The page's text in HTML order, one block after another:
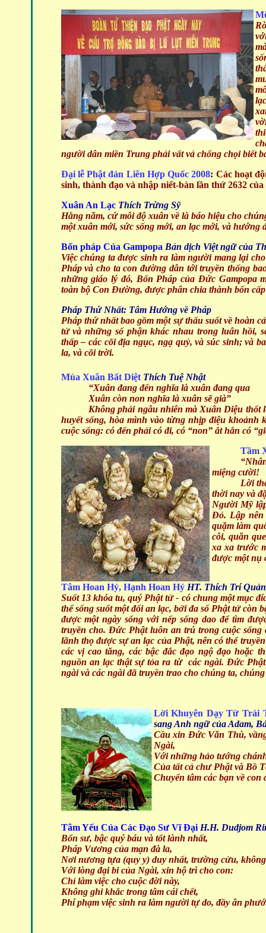
người dân miền Trung phải vất vả chống chọi biết
Đại lễ Phật đản Liên Hợp Quốc 2008: Các hoạt
sinh, thành đạo và nhập niết-bàn lần thứ 2632
Xuân An Lạc Thích Trừng Sỹ
Hằng năm, cứ mỗi độ xuân về là báo hiệu cho
một xuân mới, sức sống mới, an lạc mới, và hướng
Bốn pháp Của Gampopa Bản dịch Việt ngữ của
Việc chúng ta được sinh ra làm người mang lại
Pháp và cho ta con đường dẫn tới truyền thống
những giáo lý đó, Bốn Pháp của Đức Gampopa
toàn bộ Con Đường, được phân chia thành bốn
Pháp Thứ Nhất: Tâm Hướng về Pháp
Pháp thứ nhất bao gồm một sự thấu suốt về hoàn
tử và những số phận khác nhau trong luân hồi,
thấp – các cõi địa ngục, ngạ quỷ, và súc sinh; và
la, và cõi trời.
Mùa Xuân Bất Diệt Thích Tuệ Nhật
“Xuân đang đến nghĩa là xuân đang qua
Xuân còn non nghĩa là xuân sẽ già”
Không phải ngẫu nhiên mà Xuân Diệu thốt
huyết sống, hòa mình vào từng nhịp điệu
cuộc sống: có đến phải có đi, có “non” ắt hẳn có
Tầm
miệng cười!
Lời
thời nay và
Người Mỹ
Đỏ. Lập nên
quặm làm
cỗi, quăn
xa xa trước
được một nụ
Tâm Hoan Hỷ, Hạnh Hoan Hỷ HT. Thích Trí
Suốt 13 khóa tu, quý Phật tử - có chung một mục
thể sống suốt một đối an lạc, bởi đa số Phật tử còn
được một ngày sống với nếp sống dao để tìm
truyền cho. Đức Phật luôn an trú trong cuộc
lãnh thọ được sự an lạc của Phật, nên có thể
các vị cao tăng, các bậc đắc đạo ngộ đạo hoặc
nguồn an lạc thật sự tỏa ra từ các ngài. Đức
ngài và các ngài đã truyền trao cho chúng ta,
Lời Khuyên Dạy Từ Trái
sang Anh ngữ của Adam,
Cầu xin Đức Văn Thù,
Ngài,
Với những hảo tướng
Của tất cả chư Phật và Bồ
Chuyển tâm các bạn về
Tâm Yếu Của Các Đạo Sư Vĩ Đại H.H. Dudjom
Bổn sư, bậc quý báu và tốt lành nhất,
Pháp Vương của mạn đà la,
Nơi nương tựa (quy y) duy nhất, trường cửu,
Với lòng đại bi của Ngài, xin hộ trì cho con:
Chỉ làm việc cho cuộc đời này,
Không ghi khắc trong tâm cái chết,
Phí phạm việc sinh ra làm người tự do, đầy ân